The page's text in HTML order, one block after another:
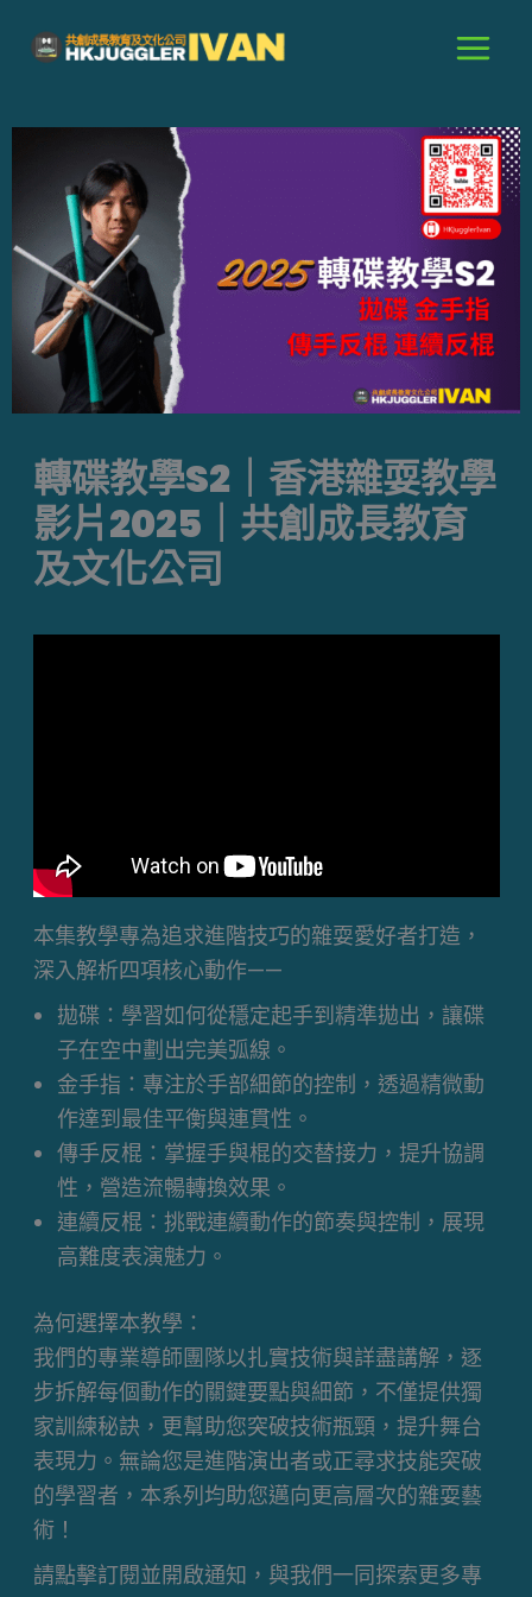
要
轉碟教學S2｜香港雜耍教學
影片2025｜共創成長教育
及文化公司
本集教學專為追求進階技巧的雜耍愛好者打造，
深入解析四項核心動作——
拋碟：學習如何從穩定起手到精準拋出，讓碟
子在空中劃出完美弧線。
金手指：專注於手部細節的控制，透過精微動
作達到最佳平衡與連貫性。
傳手反棍：掌握手與棍的交替接力，提升協調
性，營造流暢轉換效果。
連續反棍：挑戰連續動作的節奏與控制，展現
高難度表演魅力。
為何選擇本教學：
我們的專業導師團隊以扎實技術與詳盡講解，逐
步拆解每個動作的關鍵要點與細節，不僅提供獨
家訓練秘訣，更幫助您突破技術瓶頸，提升舞台
表現力。無論您是進階演出者或正尋求技能突破
的學習者，本系列均助您邁向更高層次的雜耍藝
術！
請點擊訂閱並開啟通知，與我們一同探索更多專